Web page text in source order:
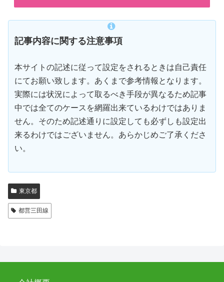
記事内容に関する注意事項
本サイトの記述に従って設定をされるときは自己責任
にてお願い致します。あくまで参考情報となります。
実際には状況によって取るべき手段が異なるため記事
中では全てのケースを網羅出来ているわけではありま
せん。そのため記述通りに設定しても必ずしも設定出
来るわけではございません。あらかじめご了承くださ
い。
東京都
都営三田線